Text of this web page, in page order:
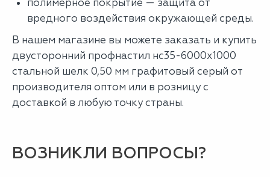
полимерное покрытие — защита от
вредного воздействия окружающей среды.
В нашем магазине вы можете заказать и купить
двусторонний профнастил нс35-6000х1000
стальной шелк 0,50 мм графитовый серый от
производителя оптом или в розницу с
доставкой в любую точку страны.
ВОЗНИКЛИ ВОПРОСЫ?